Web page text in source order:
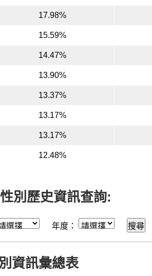
17.98%
15.59%
14.47%
13.90%
13.37%
13.17%
13.17%
12.48%
別歷史資訊查詢:
年度：
資訊彙總表